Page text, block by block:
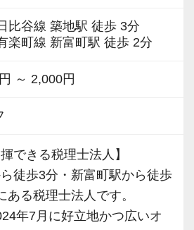
うような働き方ではなく可
を持っていただき、どんど
ン税理士も在籍しているた
務のノウハウやポイントな
のも当法人ならではのポイ
いコミュニケーション
比谷線 築地駅 徒歩 3分
楽町線 新富町駅 徒歩 2分
～ 2,000円
できる税理士法人】
徒歩3分・新富町駅から徒歩
ある税理士法人です。
年7月に好立地かつ広いオ